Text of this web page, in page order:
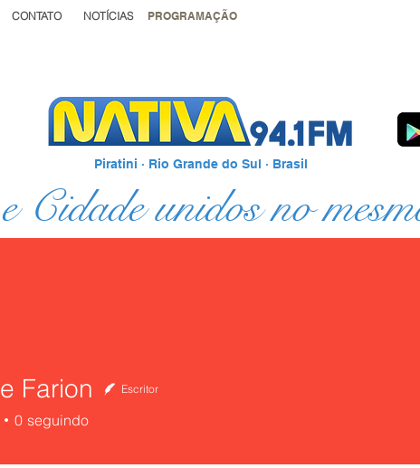
Cidade unidos no
Piratini · Rio Grande do Sul · Brasil
CONTATO NOTÍCIAS PROGRAMAÇÃO
Farion Escritor
0 seguindo